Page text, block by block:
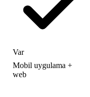
Var
Mobil uygulama +
web